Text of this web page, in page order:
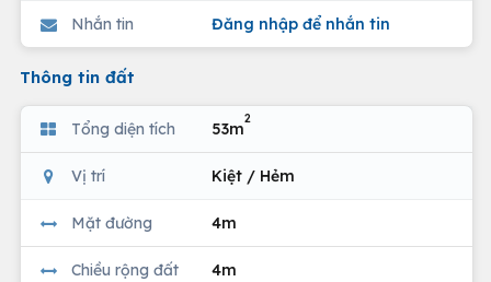
Nhắn tin Đăng nhập để nhắn tin
Thông tin đất
Tổng diện tích 53m
2
Vị trí Kiệt / Hẻm
Mặt đường 4m
Chiều rộng đất 4m